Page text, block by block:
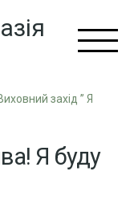
захід ” Я
Я буду